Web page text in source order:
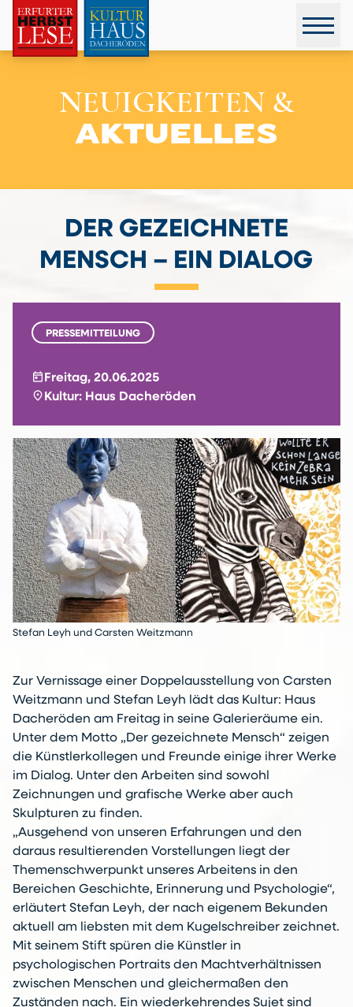
NEUIGKEITEN &
AKTUELLES
DER GEZEICHNETE
MENSCH – EIN DIALOG
PRESSEMITTEILUNG
today Freitag, 20.06.2025
location_on Kultur: Haus Dacheröden
Stefan Leyh und Carsten Weitzmann
Zur Vernissage einer Doppelausstellung von Carsten
Weitzmann und Stefan Leyh lädt das Kultur: Haus
Dacheröden am Freitag in seine Galerieräume ein.
Unter dem Motto „Der gezeichnete Mensch“ zeigen
die Künstlerkollegen und Freunde einige ihrer Werke
im Dialog. Unter den Arbeiten sind sowohl
Zeichnungen und grafische Werke aber auch
Skulpturen zu finden.
„Ausgehend von unseren Erfahrungen und den
daraus resultierenden Vorstellungen liegt der
Themenschwerpunkt unseres Arbeitens in den
Bereichen Geschichte, Erinnerung und Psychologie“,
erläutert Stefan Leyh, der nach eigenem Bekunden
aktuell am liebsten mit dem Kugelschreiber zeichnet.
Mit seinem Stift spüren die Künstler in
psychologischen Portraits den Machtverhältnissen
zwischen Menschen und gleichermaßen den
Zuständen nach. Ein wiederkehrendes Sujet sind